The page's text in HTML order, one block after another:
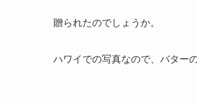
贈られたのでしょうか。
ハワイでの写真なので、バター